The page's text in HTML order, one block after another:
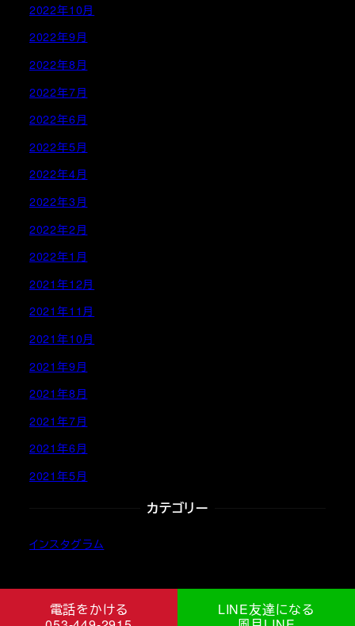
2022年10月
2022年9月
2022年8月
2022年7月
2022年6月
2022年5月
2022年4月
2022年3月
2022年2月
2022年1月
2021年12月
2021年11月
2021年10月
2021年9月
2021年8月
2021年7月
2021年6月
2021年5月
カテゴリー
インスタグラム
電話をかける
LINE友達になる